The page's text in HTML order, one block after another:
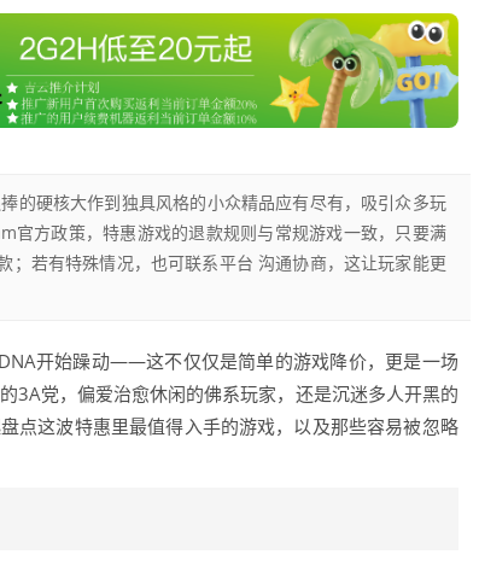
的硬核大作到独具风格的小众精品应有尽有，吸引众多玩
官方政策，特惠游戏的退款规则与常规游戏一致，只要满
；若有特殊情况，也可联系平台 沟通协商，这让玩家能更
开始躁动——这不仅仅是简单的游戏降价，更是一场
3A党，偏爱治愈休闲的佛系玩家，还是沉迷多人开黑的
点这波特惠里最值得入手的游戏，以及那些容易被忽略